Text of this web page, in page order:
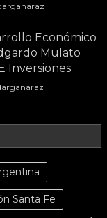
Económico
Mulato
Inversiones
Santa Fe